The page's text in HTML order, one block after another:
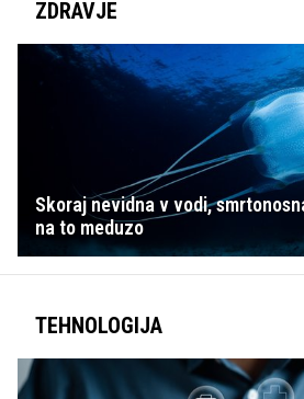
ZDRAVJE
Skoraj nevidna v vodi,
na to meduzo
TEHNOLOGIJA